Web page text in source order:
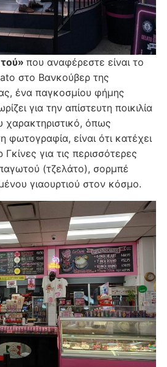
που αναφέρεστε είναι το
στο Βανκούβερ της
ένα παγκοσμίου φήμης
για την απίστευτη ποικιλία
χαρακτηριστικό, όπως
φωτογραφία, είναι ότι κατέχει
για τις περισσότερες
(τζελάτο), σορμπέ
γιαουρτιού στον κόσμο.